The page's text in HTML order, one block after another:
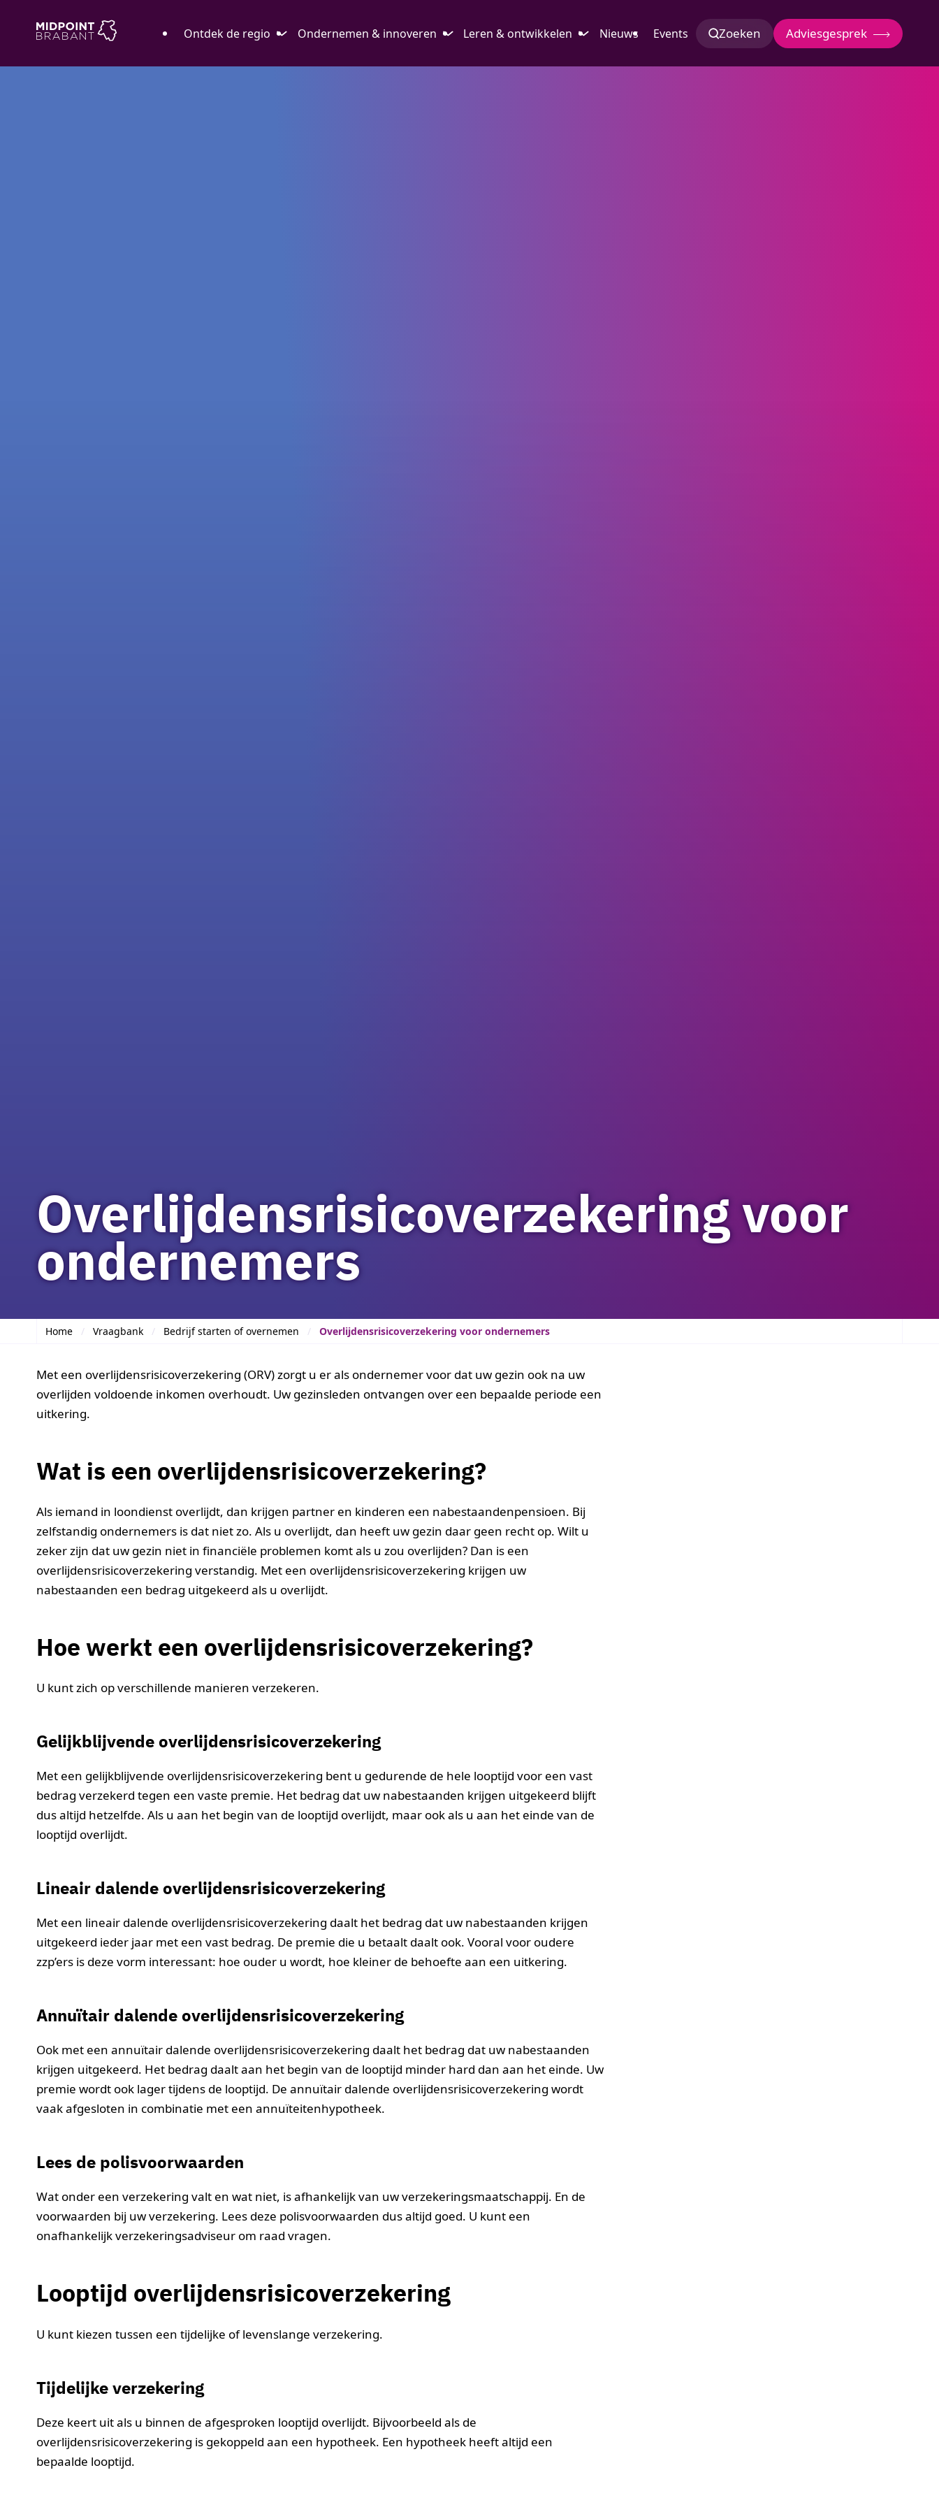
Ontdek de regio Ondernemen & innoveren Leren & ontwikkelen Nieuws Events Zoeken Adviesgesprek
Overlijdensrisicoverzekering voor
ondernemers
Home Vraagbank Bedrijf starten of overnemen Overlijdensrisicoverzekering voor ondernemers
Met een overlijdensrisicoverzekering (ORV) zorgt u er als ondernemer voor dat uw gezin ook na uw
overlijden voldoende inkomen overhoudt. Uw gezinsleden ontvangen over een bepaalde periode een
uitkering.
Wat is een overlijdensrisicoverzekering?
Als iemand in loondienst overlijdt, dan krijgen partner en kinderen een nabestaandenpensioen. Bij
zelfstandig ondernemers is dat niet zo. Als u overlijdt, dan heeft uw gezin daar geen recht op. Wilt u
zeker zijn dat uw gezin niet in financiële problemen komt als u zou overlijden? Dan is een
overlijdensrisicoverzekering verstandig. Met een overlijdensrisicoverzekering krijgen uw
nabestaanden een bedrag uitgekeerd als u overlijdt.
Hoe werkt een overlijdensrisicoverzekering?
U kunt zich op verschillende manieren verzekeren.
Gelijkblijvende overlijdensrisicoverzekering
Met een gelijkblijvende overlijdensrisicoverzekering bent u gedurende de hele looptijd voor een vast
bedrag verzekerd tegen een vaste premie. Het bedrag dat uw nabestaanden krijgen uitgekeerd blijft
dus altijd hetzelfde. Als u aan het begin van de looptijd overlijdt, maar ook als u aan het einde van de
looptijd overlijdt.
Lineair dalende overlijdensrisicoverzekering
Met een lineair dalende overlijdensrisicoverzekering daalt het bedrag dat uw nabestaanden krijgen
uitgekeerd ieder jaar met een vast bedrag. De premie die u betaalt daalt ook. Vooral voor oudere
zzp’ers is deze vorm interessant: hoe ouder u wordt, hoe kleiner de behoefte aan een uitkering.
Annuïtair dalende overlijdensrisicoverzekering
Ook met een annuïtair dalende overlijdensrisicoverzekering daalt het bedrag dat uw nabestaanden
krijgen uitgekeerd. Het bedrag daalt aan het begin van de looptijd minder hard dan aan het einde. Uw
premie wordt ook lager tijdens de looptijd. De annuïtair dalende overlijdensrisicoverzekering wordt
vaak afgesloten in combinatie met een annuïteitenhypotheek.
Lees de polisvoorwaarden
Wat onder een verzekering valt en wat niet, is afhankelijk van uw verzekeringsmaatschappij. En de
voorwaarden bij uw verzekering. Lees deze polisvoorwaarden dus altijd goed. U kunt een
onafhankelijk verzekeringsadviseur om raad vragen.
Looptijd overlijdensrisicoverzekering
U kunt kiezen tussen een tijdelijke of levenslange verzekering.
Tijdelijke verzekering
Deze keert uit als u binnen de afgesproken looptijd overlijdt. Bijvoorbeeld als de
overlijdensrisicoverzekering is gekoppeld aan een hypotheek. Een hypotheek heeft altijd een
bepaalde looptijd.